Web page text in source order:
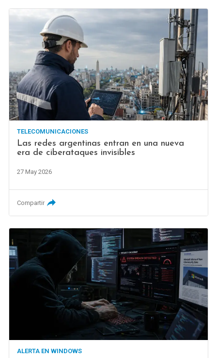
TELECOMUNICACIONES
Las redes argentinas entran en una nueva
era de ciberataques invisibles
27 May 2026
Compartir
ALERTA EN WINDOWS